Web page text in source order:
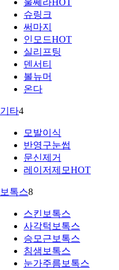
울쎄라HOT
슈링크
써마지
인모드HOT
실리프팅
덴서티
볼뉴머
온다
기타4
모발이식
반영구눈썹
문신제거
레이저제모HOT
보톡스8
스킨보톡스
사각턱보톡스
승모근보톡스
침샘보톡스
눈가주름보톡스